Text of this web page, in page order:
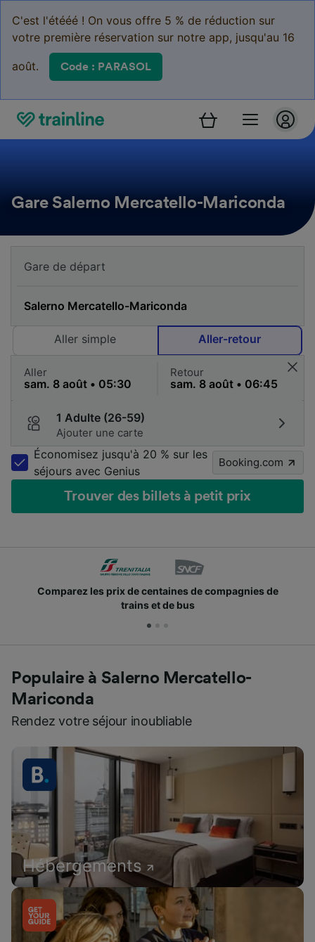
C'est l'étééé ! On vous offre 5 % de réduction sur
votre première réservation sur notre app, jusqu'au 16
août. Code : PARASOL
Gare Salerno Mercatello-Mariconda
Aller simple Aller-retour
Aller Retour
1 Adulte (26-59)
Ajouter une carte
Économisez jusqu'à 20 % sur les
séjours avec Genius
Booking.com
Trouver des billets à petit prix
Comparez les prix de centaines de compagnies de
trains et de bus
Populaire à Salerno Mercatello-
Mariconda
Rendez votre séjour inoubliable
Hébergements